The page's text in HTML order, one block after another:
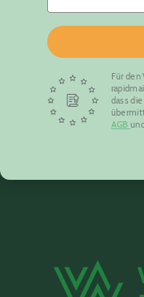
Für
dass
AGB